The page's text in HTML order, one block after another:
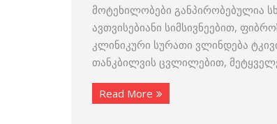
მოტეხილობები განპირობებულია
ავთვისებიანი სიმსივნეებით,
კლინიკური სურათი ვლინდება
თანკბილვის ცვლილებით,
Read More